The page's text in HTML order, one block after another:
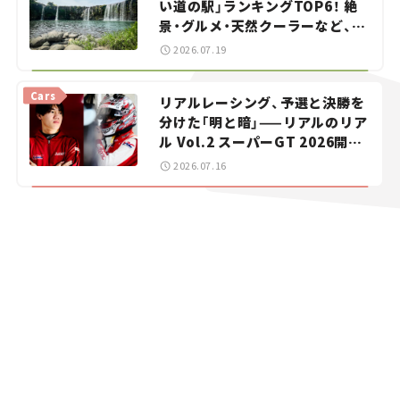
い道の駅」ランキングTOP6！ 絶
景・グルメ・天然クーラーなど、避
暑におすすめのスポットを紹介
2026.07.19
リアルレーシング、予選と決勝を
分けた「明と暗」——リアルのリア
ル Vol.2 スーパーGT 2026開幕
戦 岡山国際サーキット
Cars
2026.07.16